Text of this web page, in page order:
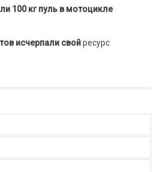
100 кг пуль в мотоцикле
исчерпали свойресурс